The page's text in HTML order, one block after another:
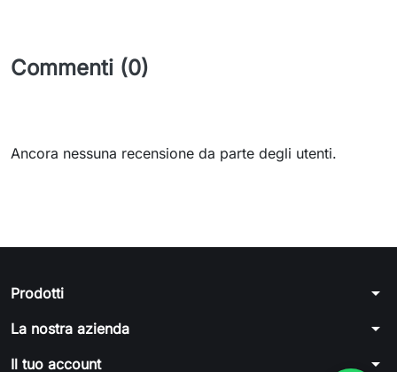
Commenti (0)
Ancora nessuna recensione da parte degli utenti.
Prodotti arrow_drop_down
La nostra azienda arrow_drop_down
Il tuo account arrow_drop_down